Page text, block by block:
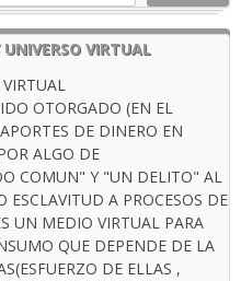
VIRTUAL
OTORGADO (EN EL
DE DINERO EN
ALGO DE
COMUN" Y "UN DELITO" AL
ESCLAVITUD A PROCESOS DE
UN MEDIO VIRTUAL PARA
QUE DEPENDE DE LA
DE ELLAS ,